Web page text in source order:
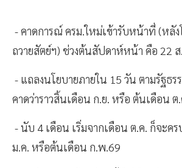
- คาดการณ์ ครม.ใหม่เข้ารับหน้าที่ (หลัง
ถวายสัตย์ฯ) ช่วงต้นสัปดาห์หน้า คือ 22 ส
- แถลงนโยบายภายใน 15 วัน ตามรัฐธ
คาดว่าราวสิ้นเดือน ก.ย. หรือ ต้นเดือน ต
- นับ 4 เดือน เริ่มจากเดือน ต.ค. ก็จะค
ม.ค. หรือต้นเดือน ก.พ.69